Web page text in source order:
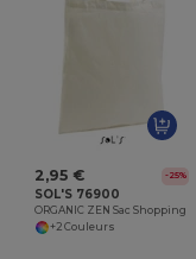
2,95 € -25%
SOL'S 76900
ORGANIC ZEN Sac Shopping
+2 Couleurs